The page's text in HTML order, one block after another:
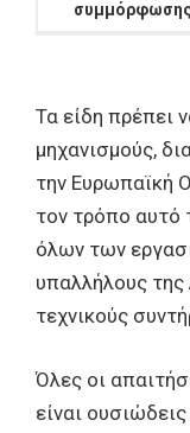
Τα είδη πρέπει
μηχανισμούς,
την Ευρωπαϊκή
τον τρόπο αυτό
όλων των
υπαλλήλους
τεχνικούς
Όλες οι
είναι